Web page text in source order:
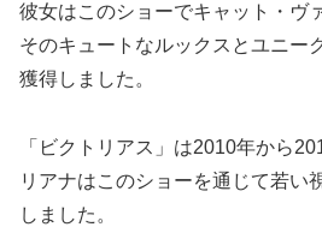
彼女はこのショーでキャット・ヴ
そのキュートなルックスとユニー
獲得しました。
「ビクトリアス」は2010年から
リアナはこのショーを通じて若い
しました。